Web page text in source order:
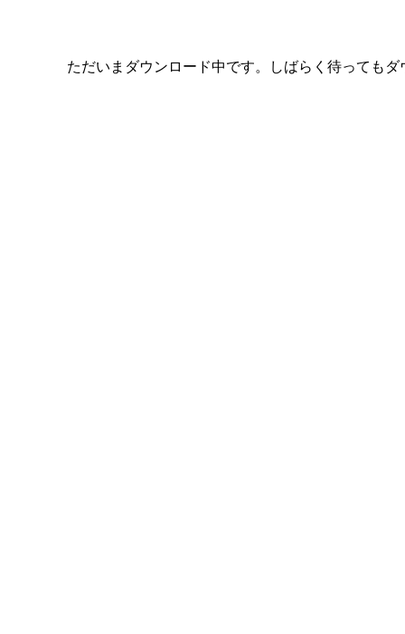
ただいまダウンロード中です。しばらく待っても